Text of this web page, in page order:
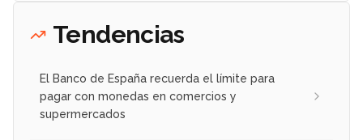
Tendencias
El Banco de España recuerda el límite para
pagar con monedas en comercios y
supermercados